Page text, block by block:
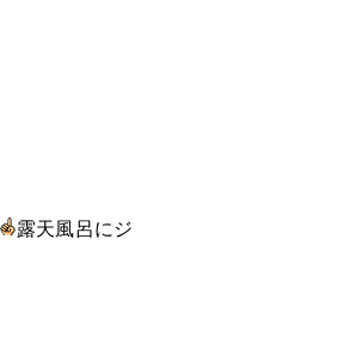
露天風呂にジ